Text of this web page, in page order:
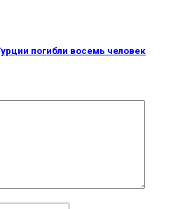
погибли восемь человек